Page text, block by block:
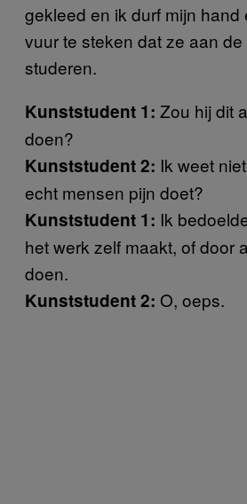
gekleed en ik durf mijn hand
vuur te steken dat ze aan
studeren.
Kunststudent 1: Zou hij dit
doen?
Kunststudent 2: Ik weet
echt mensen pijn doet?
Kunststudent 1: Ik
het werk zelf maakt, of door
doen.
Kunststudent 2: O, oeps.